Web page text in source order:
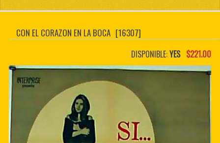
MIS DATOS
CONTACTO
CUSTOM PDF
CON EL CORAZON EN LA BOCA [16307]
DISPONIBLE:YES $221.00